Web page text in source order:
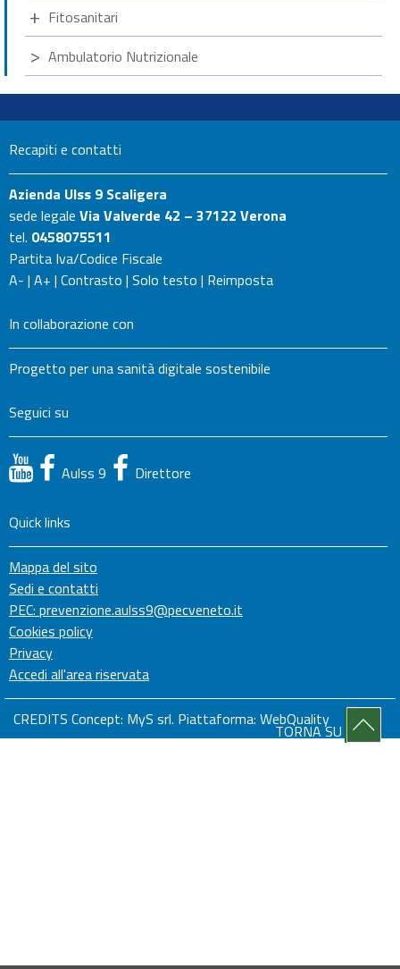
Fitosanitari
Ambulatorio Nutrizionale
Recapiti e contatti
Azienda Ulss 9 Scaligera
sede legale Via Valverde 42 – 37122 Verona
tel. 0458075511
Partita Iva/Codice Fiscale
A- | A+ | Contrasto | Solo testo | Reimposta
In collaborazione con
Progetto per una sanità digitale sostenibile
Seguici su
Aulss 9 Direttore
Quick links
Mappa del sito
Sedi e contatti
PEC: prevenzione.aulss9@pecveneto.it
Cookies policy
Privacy
Accedi all'area riservata
CREDITS Concept: MyS srl. Piattaforma: WebQuality
TORNA SU